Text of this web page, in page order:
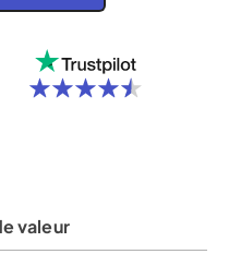
valeur